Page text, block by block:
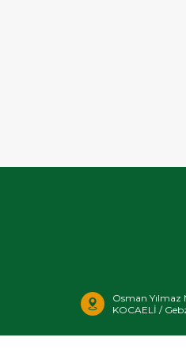
Osman Yılmaz
KOCAELİ /